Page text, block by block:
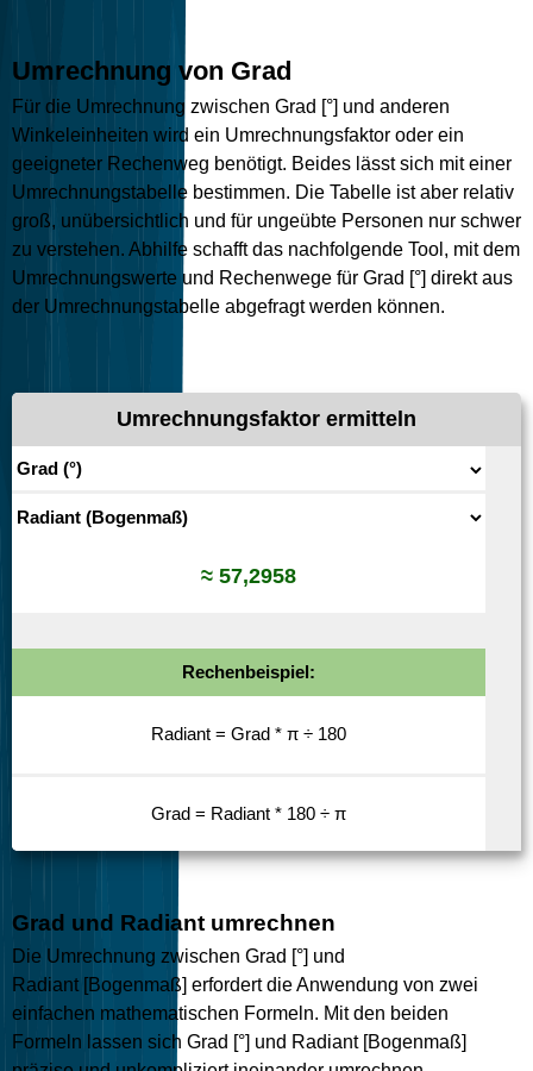
Umrechnung von Grad
Für die Umrechnung zwischen Grad [°] und anderen
Winkeleinheiten wird ein Umrechnungsfaktor oder ein
geeigneter Rechenweg benötigt. Beides lässt sich mit einer
Umrechnungstabelle bestimmen. Die Tabelle ist aber relativ
groß, unübersichtlich und für ungeübte Personen nur schwer
zu verstehen. Abhilfe schafft das nachfolgende Tool, mit dem
Umrechnungswerte und Rechenwege für Grad [°] direkt aus
der Umrechnungstabelle abgefragt werden können.
Umrechnungsfaktor ermitteln
≈ 57,2958
Rechenbeispiel:
Radiant = Grad * π ÷ 180
Grad = Radiant * 180 ÷ π
Grad und Radiant umrechnen
Die Umrechnung zwischen Grad [°] und
Radiant [Bogenmaß] erfordert die Anwendung von zwei
einfachen mathematischen Formeln. Mit den beiden
Formeln lassen sich Grad [°] und Radiant [Bogenmaß]